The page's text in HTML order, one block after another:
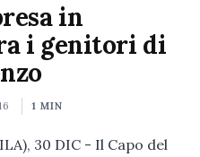
in
i genitori di
1 MIN
30 DIC - Il Capo del